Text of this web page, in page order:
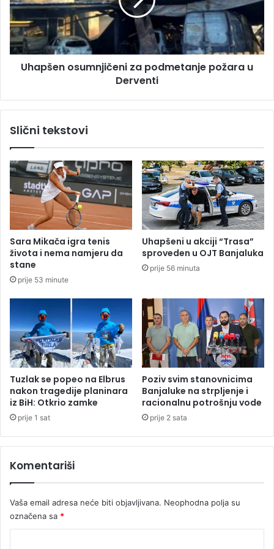
3
8
s
t
n
:
t
o
r
l
o
z
i
o
t
r
i
l
i
k
a
d
a
e
i
š
e
n
o
s
č
i
a
p
m
e
a
n
e
p
o
ž
a
r
a
u
e
v
t
i
Uhapšen osumnjičeni za podmetanje požara u
Derventi
Slični tekstovi
Sara Mikača igra tenis
života i nema namjeru da
stane
prije 53 minute
Uhapšeni u akciji “Trasa”
sproveden u OJT Banjaluka
prije 56 minuta
Tuzlak se popeo na Elbrus
nakon tragedije planinara
iz BiH: Otkrio zamke
prije 1 sat
Poziv svim stanovnicima
Banjaluke na strpljenje i
racionalnu potrošnju vode
prije 2 sata
Komentariši
Vaša email adresa neće biti objavljivana. Neophodna polja su
označena sa *